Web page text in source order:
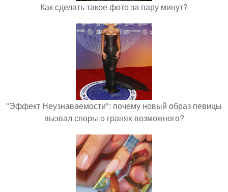
Как сделать такое фото за пару минут?
"Эффект Неузнаваемости": почему новый образ певицы
вызвал споры о гранях возможного?